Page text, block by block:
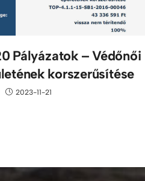
Pályá­zatok – Védőnői
kor­szerűsítése
2023-11-21